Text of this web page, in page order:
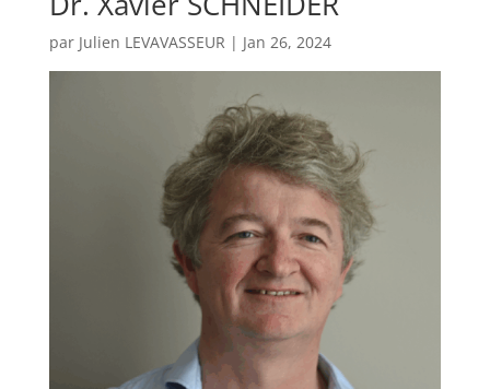
par Julien LEVAVASSEUR | Jan 26, 2024